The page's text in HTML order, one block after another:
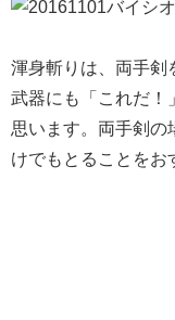
渾身斬りは、両手剣
武器にも「これだ！
思います。両手剣の
けでもとることをお